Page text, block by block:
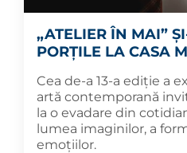
„ATELIER ÎN MAI”
PORȚILE LA CASA
Cea de-a 13-a ediție a
artă contemporană
la o evadare din
lumea imaginilor, a
emoțiilor.